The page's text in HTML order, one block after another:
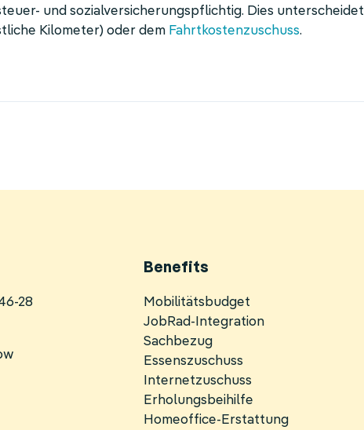
und sozialversicherungspflichtig. Dies unterscheidet
Kilometer) oder dem Fahrtkostenzuschuss.
28
Benefits
Navigation
überspringen
Mobilitätsbudget
JobRad-Integration
Sachbezug
Essenszuschuss
Internetzuschuss
Erholungsbeihilfe
Homeoffice-Erstattung